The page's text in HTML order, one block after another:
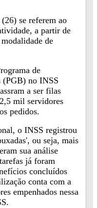
se referem ao
a partir de
de
de
(PGB) no INSS
a ser filas
mil servidores
pedidos.
o INSS registrou
ou seja, mais
sua análise
já foram
concluídos
conta com a
empenhados nessa